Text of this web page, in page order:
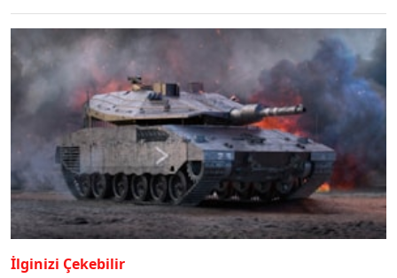
İlginizi Çekebilir